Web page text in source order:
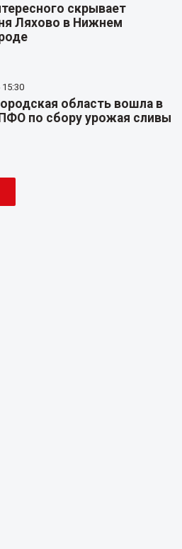
скрывает
Ляхово в Нижнем
15:30
область вошла в
по сбору урожая сливы